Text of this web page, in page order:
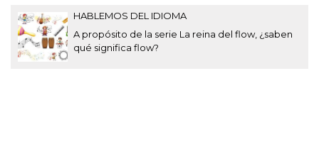
HABLEMOS DEL IDIOMA
A propósito de la serie La reina del flow, ¿saben
qué significa flow?